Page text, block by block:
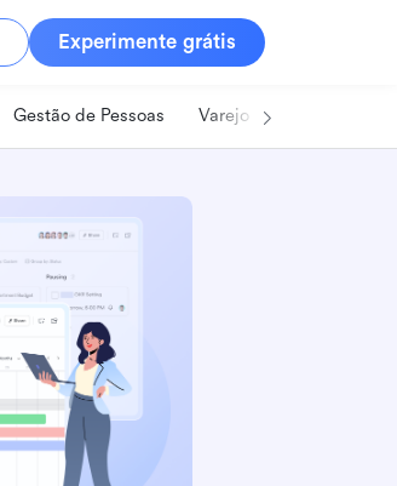
Experimente grátis
Gestão de Pessoas Varejo